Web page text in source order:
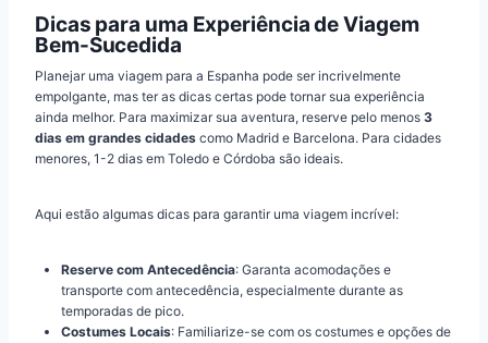
Dicas para uma Experiência de Viagem
Bem-Sucedida
Planejar uma viagem para a Espanha pode ser incrivelmente
empolgante, mas ter as dicas certas pode tornar sua experiência
ainda melhor. Para maximizar sua aventura, reserve pelo menos 3
dias em grandes cidades como Madrid e Barcelona. Para cidades
menores, 1-2 dias em Toledo e Córdoba são ideais.
Aqui estão algumas dicas para garantir uma viagem incrível:
Reserve com Antecedência: Garanta acomodações e
transporte com antecedência, especialmente durante as
temporadas de pico.
Costumes Locais: Familiarize-se com os costumes e opções de